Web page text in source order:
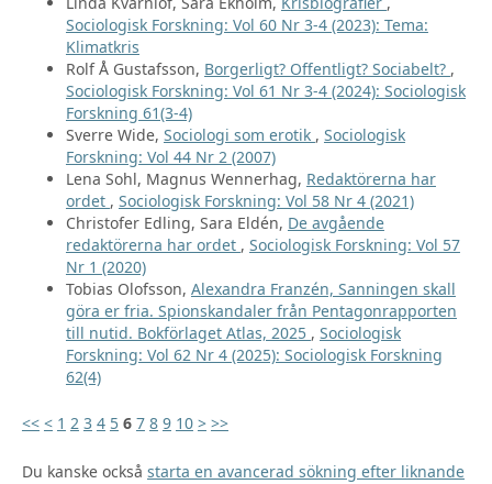
Sociologisk Forskning: Vol 60 Nr 3-4 (2023): Tema:
Klimatkris
Rolf Å Gustafsson, Borgerligt? Offentligt? Sociabelt? ,
Sociologisk Forskning: Vol 61 Nr 3-4 (2024): Sociologisk
Forskning 61(3-4)
Sverre Wide, Sociologi som erotik , Sociologisk
Forskning: Vol 44 Nr 2 (2007)
Lena Sohl, Magnus Wennerhag, Redaktörerna har
ordet , Sociologisk Forskning: Vol 58 Nr 4 (2021)
Christofer Edling, Sara Eldén, De avgående
redaktörerna har ordet , Sociologisk Forskning: Vol 57
Nr 1 (2020)
Tobias Olofsson, Alexandra Franzén, Sanningen skall
göra er fria. Spionskandaler från Pentagonrapporten
till nutid. Bokförlaget Atlas, 2025 , Sociologisk
Forskning: Vol 62 Nr 4 (2025): Sociologisk Forskning
62(4)
<< < 1 2 3 4 5 6 7 8 9 10 > >>
Du kanske också starta en avancerad sökning efter liknande